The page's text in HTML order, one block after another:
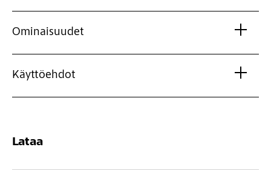
Ominaisuudet
Käyttöehdot
Lataa